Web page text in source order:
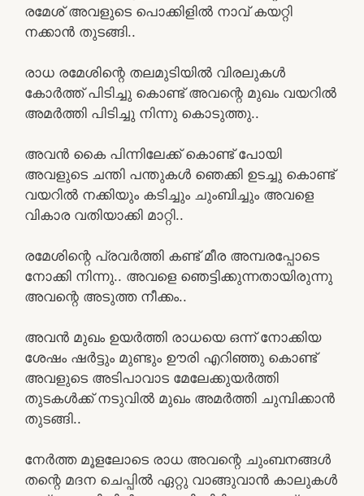
രമേശ് അവളുടെ പൊക്കിളിൽ നാവ് കയറ്റി
നക്കാൻ തുടങ്ങി..
രാധ രമേശിന്റെ തലമുടിയിൽ വിരലുകൾ
കോർത്ത് പിടിച്ചു കൊണ്ട് അവന്റെ മുഖം വയറിൽ
അമർത്തി പിടിച്ചു നിന്നു കൊടുത്തു..
അവൻ കൈ പിന്നിലേക്ക് കൊണ്ട് പോയി
അവളുടെ ചന്തി പന്തുകൾ ഞെക്കി ഉടച്ചു കൊണ്ട്
വയറിൽ നക്കിയും കടിച്ചും ചുംബിച്ചും അവളെ
വികാര വതിയാക്കി മാറ്റി..
രമേശിന്റെ പ്രവർത്തി കണ്ട് മീര അമ്പരപ്പോടെ
നോക്കി നിന്നു.. അവളെ ഞെട്ടിക്കുന്നതായിരുന്നു
അവന്റെ അടുത്ത നീക്കം..
അവൻ മുഖം ഉയർത്തി രാധയെ ഒന്ന് നോക്കിയ
ശേഷം ഷർട്ടും മുണ്ടും ഊരി എറിഞ്ഞു കൊണ്ട്
അവളുടെ അടിപാവാട മേലേക്കുയർത്തി
തുടകൾക്ക് നടുവിൽ മുഖം അമർത്തി ചുമ്പിക്കാൻ
തുടങ്ങി..
നേർത്ത മൂളലോടെ രാധ അവന്റെ ചുംബനങ്ങൾ
തന്റെ മദന ചെപ്പിൽ ഏറ്റു വാങ്ങുവാൻ കാലുകൾ